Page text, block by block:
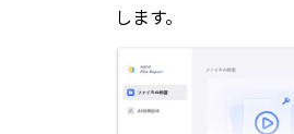
します。